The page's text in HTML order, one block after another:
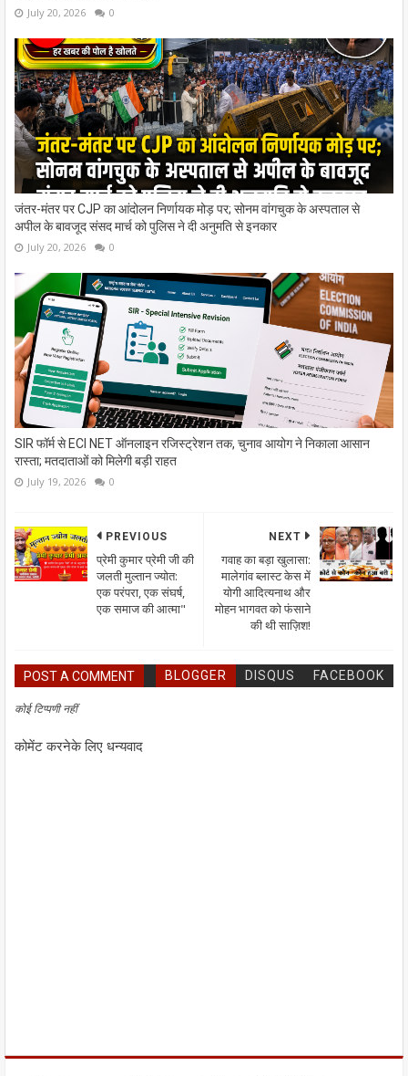
July 20, 2026 0
जंतर-मंतर पर CJP का आंदोलन निर्णायक मोड़ पर; सोनम वांगचुक के अस्पताल से
अपील के बावजूद संसद मार्च को पुलिस ने दी अनुमति से इनकार
July 20, 2026 0
SIR फॉर्म से ECI NET ऑनलाइन रजिस्ट्रेशन तक, चुनाव आयोग ने निकाला आसान
रास्ता; मतदाताओं को मिलेगी बड़ी राहत
July 19, 2026 0
NEXT
गवाह का बड़ा खुलासा:
मालेगांव ब्लास्ट केस में
योगी आदित्यनाथ और
मोहन भागवत को फंसाने
की थी साज़िश!
PREVIOUS
प्रेमी कुमार प्रेमी जी की
जलती मुल्तान ज्योत:
एक परंपरा, एक संघर्ष,
एक समाज की आत्मा"
POST A COMMENT BLOGGER DISQUS FACEBOOK
कोई टिप्पणी नहीं
कोमेंट करनेके लिए धन्यवाद